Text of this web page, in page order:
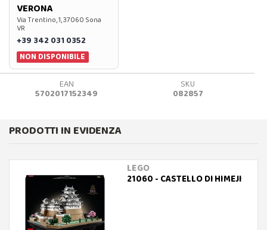
VERONA
Via Trentino, 1, 37060 Sona
VR
+39 342 031 0352
NON DISPONIBILE
EAN
5702017152349
SKU
082857
PRODOTTI IN EVIDENZA
LEGO
21060 - CASTELLO DI HIMEJI